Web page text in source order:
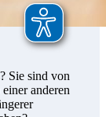
Sie sind von
anderen